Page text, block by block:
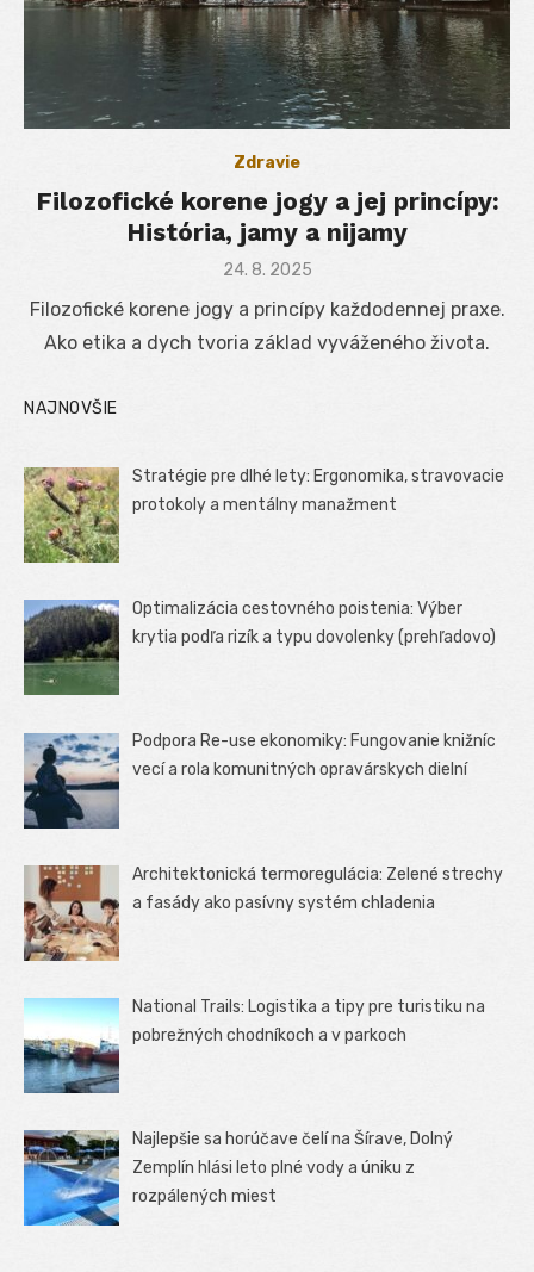
Zdravie
Filozofické korene jogy a jej princípy:
História, jamy a nijamy
Posted
24. 8. 2025
Filozofické korene jogy a princípy každodennej praxe.
Ako etika a dych tvoria základ vyváženého života.
NAJNOVŠIE
Stratégie pre dlhé lety: Ergonomika, stravovacie
protokoly a mentálny manažment
Optimalizácia cestovného poistenia: Výber
krytia podľa rizík a typu dovolenky (prehľadovo)
Podpora Re-use ekonomiky: Fungovanie knižníc
vecí a rola komunitných opravárskych dielní
Architektonická termoregulácia: Zelené strechy
a fasády ako pasívny systém chladenia
National Trails: Logistika a tipy pre turistiku na
pobrežných chodníkoch a v parkoch
Najlepšie sa horúčave čelí na Šírave, Dolný
Zemplín hlási leto plné vody a úniku z
rozpálených miest